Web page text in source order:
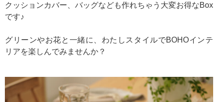
クッションカバー、バッグなども作れちゃう大変お得なBox
です♪
グリーンやお花と一緒に、わたしスタイルでBOHOインテ
リアを楽しんでみませんか？